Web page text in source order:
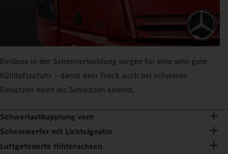
Einlässe in der Seitenverkleidung sorgen für eine sehr gute
Kühlluftzufuhr – damit dein Truck auch bei schweren
Einsätzen nicht ins Schwitzen kommt.
Schwerlastkupplung vorn
Scheinwerfer mit Lichtsignatur
Luftgefederte Hinterachsen